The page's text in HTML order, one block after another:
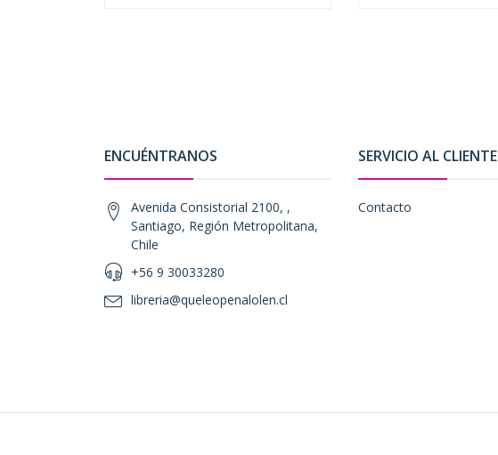
ENCUÉNTRANOS
Avenida Consistorial 2100, ,
Santiago, Región Metropolitana,
Chile
+56 9 30033280
libreria@queleopenalolen.cl
SERVICIO AL CLIENTE
Contacto